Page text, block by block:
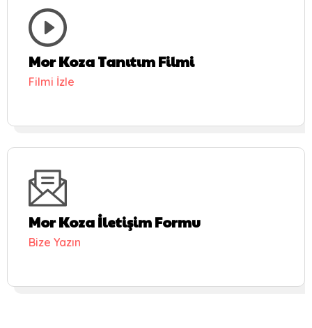
Mor Koza Tanıtım Filmi
Filmi İzle
Mor Koza İletişim Formu
Bize Yazın